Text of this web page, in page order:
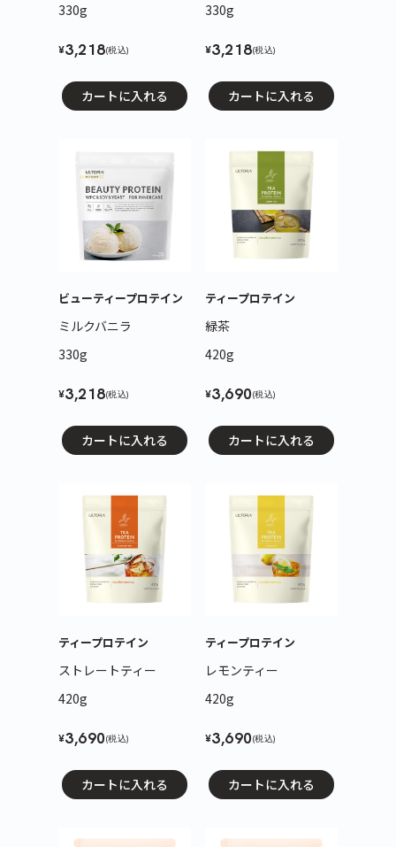
330g
¥3,218(税込)
カートに入れる
330g
¥3,218(税込)
カートに入れる
ビューティープロテイン
ミルクバニラ
330g
¥3,218(税込)
カートに入れる
ティープロテイン
緑茶
420g
¥3,690(税込)
カートに入れる
ティープロテイン
ストレートティー
420g
¥3,690(税込)
カートに入れる
ティープロテイン
レモンティー
420g
¥3,690(税込)
カートに入れる